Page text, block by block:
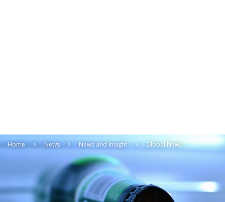
Home News News and Insight Global News